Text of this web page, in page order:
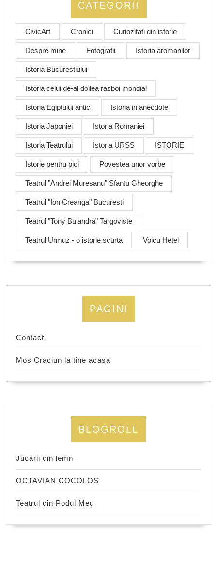
CATEGORII
CivicArt Cronici Curiozitati din istorie
Despre mine Fotografii Istoria aromanilor
Istoria Bucurestiului
Istoria celui de-al doilea razboi mondial
Istoria Egiptului antic Istoria in anecdote
Istoria Japoniei Istoria Romaniei
Istoria Teatrului Istoria URSS ISTORIE
Istorie pentru pici Povestea unor vorbe
Teatrul "Andrei Muresanu" Sfantu Gheorghe
Teatrul "Ion Creanga" Bucuresti
Teatrul "Tony Bulandra" Targoviste
Teatrul Urmuz - o istorie scurta Voicu Hetel
PAGINI
Contact
Mos Craciun la tine acasa
BLOGROLL
Jucarii din lemn
OCTAVIAN COCOLOS
Teatrul din Podul Meu